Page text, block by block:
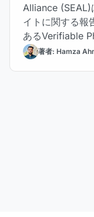
Alliance (SEAL)
イトに関する報
あるVerifiable
著者: Hamza